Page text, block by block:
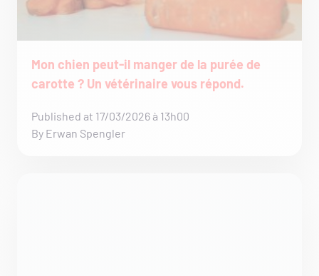
Mon chien peut-il manger de la purée de
carotte ? Un vétérinaire vous répond.
Published at 17/03/2026 à 13h00
By Erwan Spengler